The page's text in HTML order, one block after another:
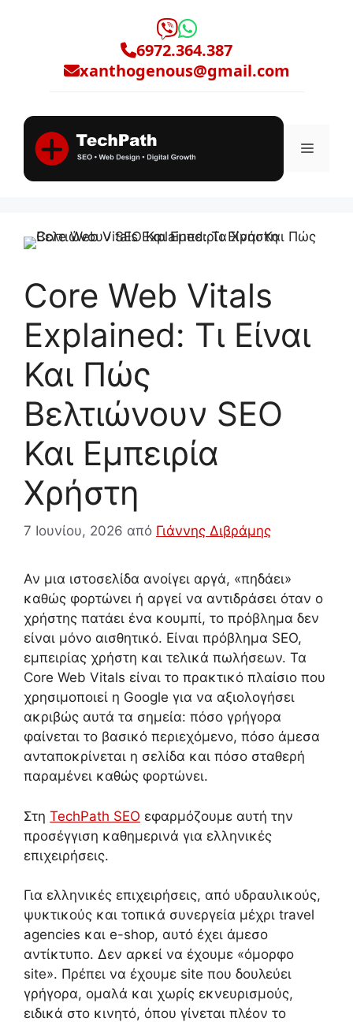
6972.364.387
xanthogenous@gmail.com
Core Web Vitals
Explained: Τι Είναι
Και Πώς
Βελτιώνουν SEO
Και Εμπειρία
Χρήστη
7 Ιουνίου, 2026 από Γιάννης Διβράμης
Αν μια ιστοσελίδα ανοίγει αργά, «πηδάει»
καθώς φορτώνει ή αργεί να αντιδράσει όταν ο
χρήστης πατάει ένα κουμπί, το πρόβλημα δεν
είναι μόνο αισθητικό. Είναι πρόβλημα SEO,
εμπειρίας χρήστη και τελικά πωλήσεων. Τα
Core Web Vitals είναι το πρακτικό πλαίσιο που
χρησιμοποιεί η Google για να αξιολογήσει
ακριβώς αυτά τα σημεία: πόσο γρήγορα
φαίνεται το βασικό περιεχόμενο, πόσο άμεσα
ανταποκρίνεται η σελίδα και πόσο σταθερή
παραμένει καθώς φορτώνει.
Στη TechPath SEO εφαρμόζουμε αυτή την
προσέγγιση καθημερινά για ελληνικές
επιχειρήσεις.
Για ελληνικές επιχειρήσεις, από υδραυλικούς,
ψυκτικούς και τοπικά συνεργεία μέχρι travel
agencies και e-shop, αυτό έχει άμεσο
αντίκτυπο. Δεν αρκεί να έχουμε «όμορφο
site». Πρέπει να έχουμε site που δουλεύει
γρήγορα, ομαλά και χωρίς εκνευρισμούς,
ειδικά στο κινητό, όπου γίνεται πλέον το